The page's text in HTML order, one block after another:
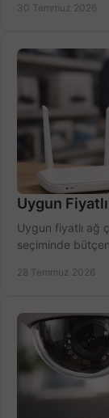
30 Temmuz 2026
Uygun
Uygun fiyatlı ağ
seçiminde
28 Temmuz 2026